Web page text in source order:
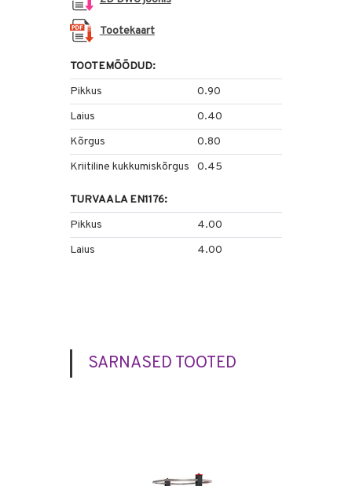
Tootekaart
TOOTEMÕÕDUD:
Pikkus
0.90
Laius
0.40
Kõrgus
0.80
Kriitiline kukkumiskõrgus
0.45
TURVAALA EN1176:
Pikkus
4.00
Laius
4.00
SARNASED TOOTED